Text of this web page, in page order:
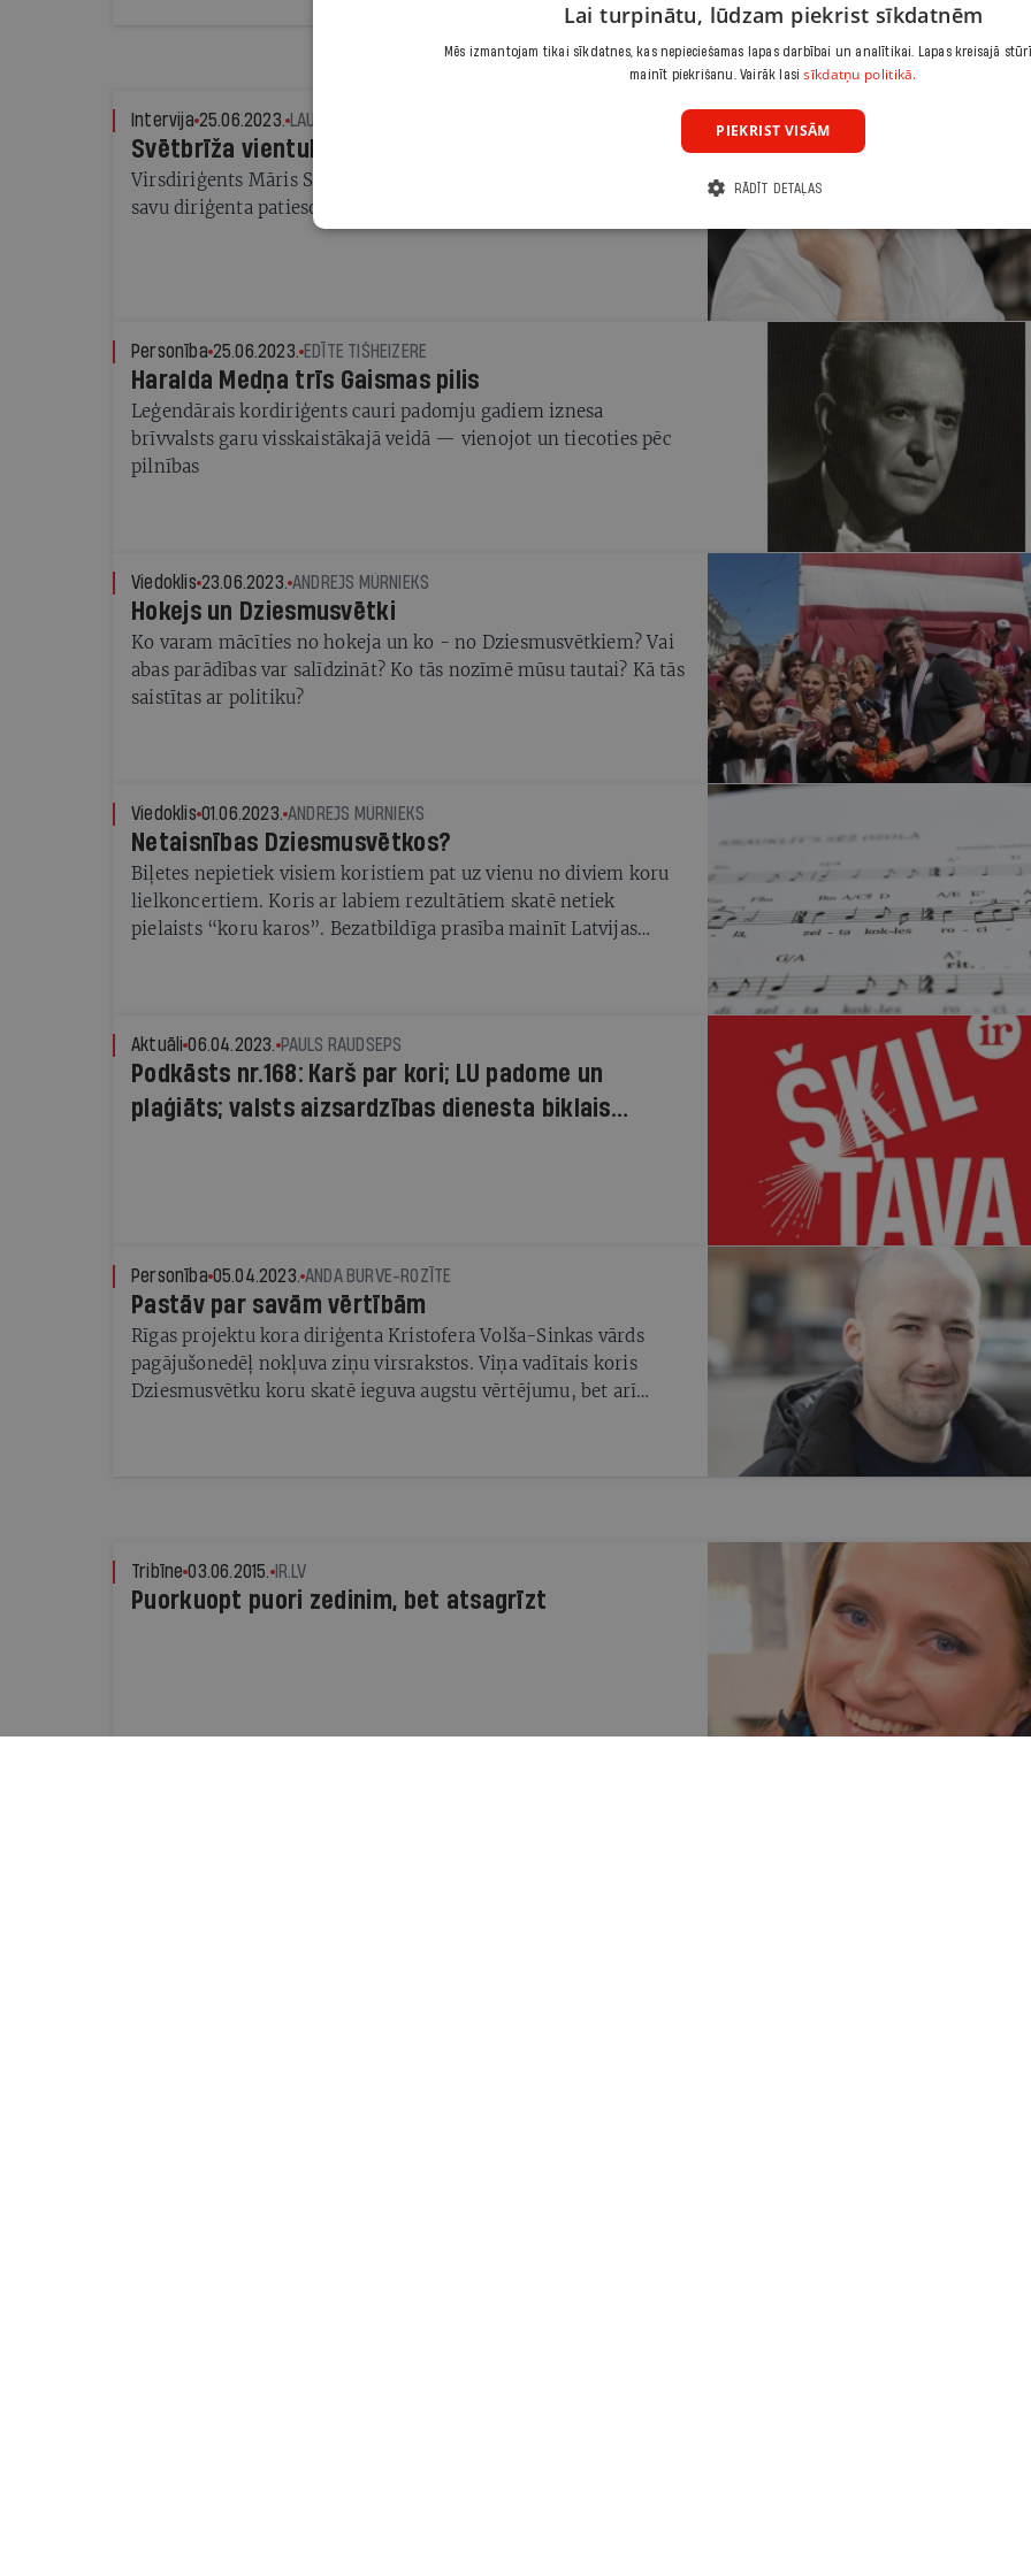
Intervija 25.06.2023. LAURA DUMBERE
Svētbrīža vientulība
Virsdiriģents Māris Sirmais runā par svētkiem kā svētbrīdi un
savu diriģenta patieso misiju
Personība 25.06.2023. EDĪTE TIŠHEIZERE
Haralda Medņa trīs Gaismas pilis
Leģendārais kordiriģents cauri padomju gadiem iznesa
brīvvalsts garu visskaistākajā veidā — vienojot un tiecoties pēc
pilnības
Viedoklis 23.06.2023. ANDREJS MŪRNIEKS
Hokejs un Dziesmusvētki
Ko varam mācīties no hokeja un ko - no Dziesmusvētkiem? Vai
abas parādības var salīdzināt? Ko tās nozīmē mūsu tautai? Kā tās
saistītas ar politiku?
Viedoklis 01.06.2023. ANDREJS MŪRNIEKS
Netaisnības Dziesmusvētkos?
Biļetes nepietiek visiem koristiem pat uz vienu no diviem koru
lielkoncertiem. Koris ar labiem rezultātiem skatē netiek
pielaists “koru karos”. Bezatbildīga prasība mainīt Latvijas
koncepcijām. Tās ir tikai dažas no problēmām, kas šogad
skārušas XXVII Vispārējo latviešu Dziesmu svētku un XVII Deju
svētku sagatavošanas procesu.
Aktuāli 06.04.2023. PAULS RAUDSEPS
Podkāsts nr.168: Karš par kori; LU padome un
plaģiāts; valsts aizsardzības dienesta biklais
Personība 05.04.2023. ANDA BURVE-ROZĪTE
Pastāv par savām vērtībām
Rīgas projektu kora diriģenta Kristofera Volša-Sinkas vārds
pagājušonedēļ nokļuva ziņu virsrakstos. Viņa vadītais koris
Dziesmusvētku koru skatē ieguva augstu vērtējumu, bet arī
Tribīne 03.06.2015. IR.LV
Puorkuopt puori zedinim, bet atsagrīzt
Lai turpinātu, lūdzam piekrist sīkdatnēm
Mēs izmantojam tikai sīkdatnes, kas nepieciešamas lapas darbībai un analītikai. Lapas kreisajā
mainīt piekrišanu. Vairāk lasisīkdatņu politikā.
PIEKRIST VISĀM
RĀDĪT DETAĻAS